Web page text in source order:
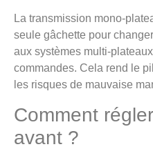
La transmission mono-
seule gâchette pour
aux systèmes multi-
commandes. Cela rend le
les risques de mauvaise
Comment
avant ?